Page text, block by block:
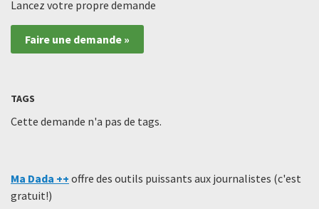
Lancez votre propre demande
Faire une demande »
TAGS
Cette demande n'a pas de tags.
Ma Dada ++ offre des outils puissants aux journalistes (c'est
gratuit!)